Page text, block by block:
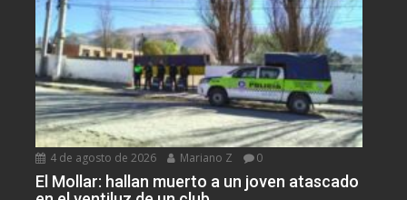
4 de agosto de 2026 Mariano Z 0
El Mollar: hallan muerto a un joven atascado